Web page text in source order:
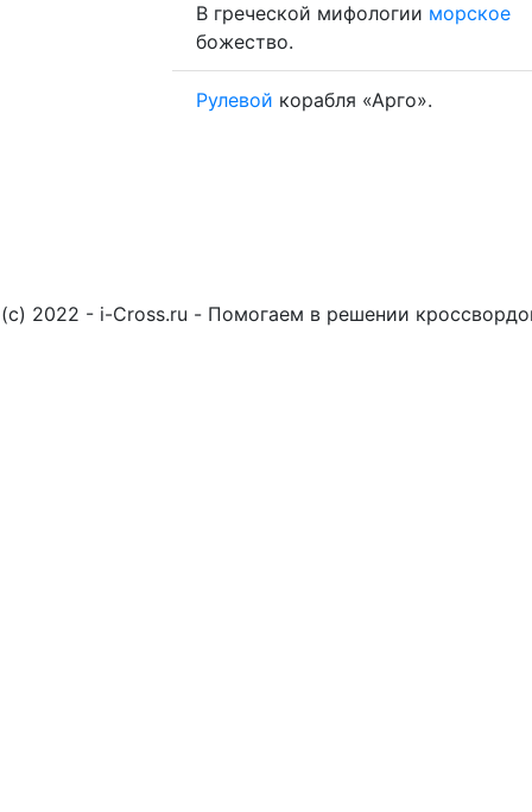
В греческой мифологии морское
божество.
Рулевой корабля «Арго».
(c) 2022 - i-Cross.ru - Помогаем в решении